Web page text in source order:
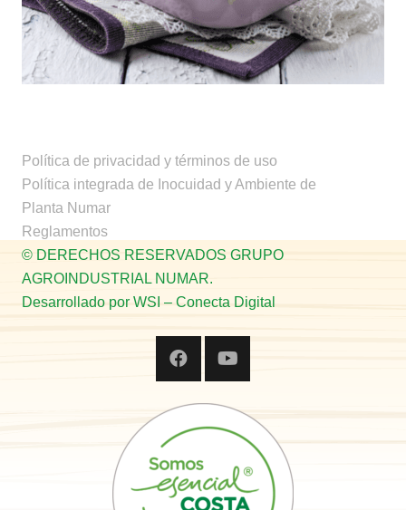
Política de privacidad y términos de uso
Política integrada de Inocuidad y Ambiente de
Planta Numar
Reglamentos
© DERECHOS RESERVADOS GRUPO
AGROINDUSTRIAL NUMAR.
Desarrollado por WSI – Conecta Digital